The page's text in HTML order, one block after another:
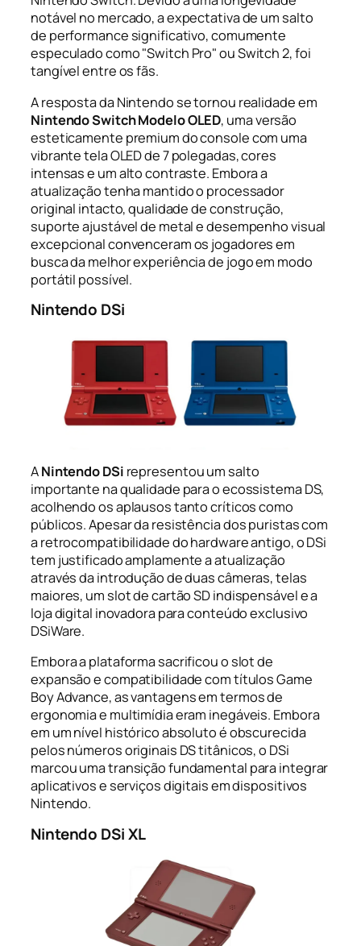
notável no mercado, a expectativa de um salto
de performance significativo, comumente
especulado como "Switch Pro" ou Switch 2, foi
tangível entre os fãs.
A resposta da Nintendo se tornou realidade em
Nintendo Switch Modelo OLED, uma versão
esteticamente premium do console com uma
vibrante tela OLED de 7 polegadas, cores
intensas e um alto contraste. Embora a
atualização tenha mantido o processador
original intacto, qualidade de construção,
suporte ajustável de metal e desempenho visual
excepcional convenceram os jogadores em
busca da melhor experiência de jogo em modo
portátil possível.
Nintendo DSi
ANintendo DSi representou um salto
importante na qualidade para o ecossistema DS,
acolhendo os aplausos tanto críticos como
públicos. Apesar da resistência dos puristas com
a retrocompatibilidade do hardware antigo, o DSi
tem justificado amplamente a atualização
através da introdução de duas câmeras, telas
maiores, um slot de cartão SD indispensável e a
loja digital inovadora para conteúdo exclusivo
DSiWare.
Embora a plataforma sacrificou o slot de
expansão e compatibilidade com títulos Game
Boy Advance, as vantagens em termos de
ergonomia e multimídia eram inegáveis. Embora
em um nível histórico absoluto é obscurecida
pelos números originais DS titânicos, o DSi
marcou uma transição fundamental para integrar
aplicativos e serviços digitais em dispositivos
Nintendo.
Nintendo DSi XL